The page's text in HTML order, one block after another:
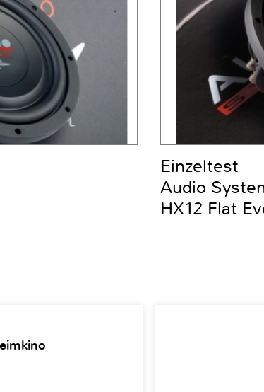
Einzeltest
Audio
HX12 Flat